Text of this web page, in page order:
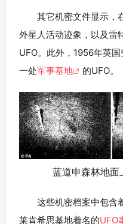
其它机密文件显示，
外星人活动迹象，以及雷
UFO。此外，1956年英
一处军事基地 的UFO。
蓝道申森林地面
这些机密档案中包含
莱肯希思基地着名的UFO